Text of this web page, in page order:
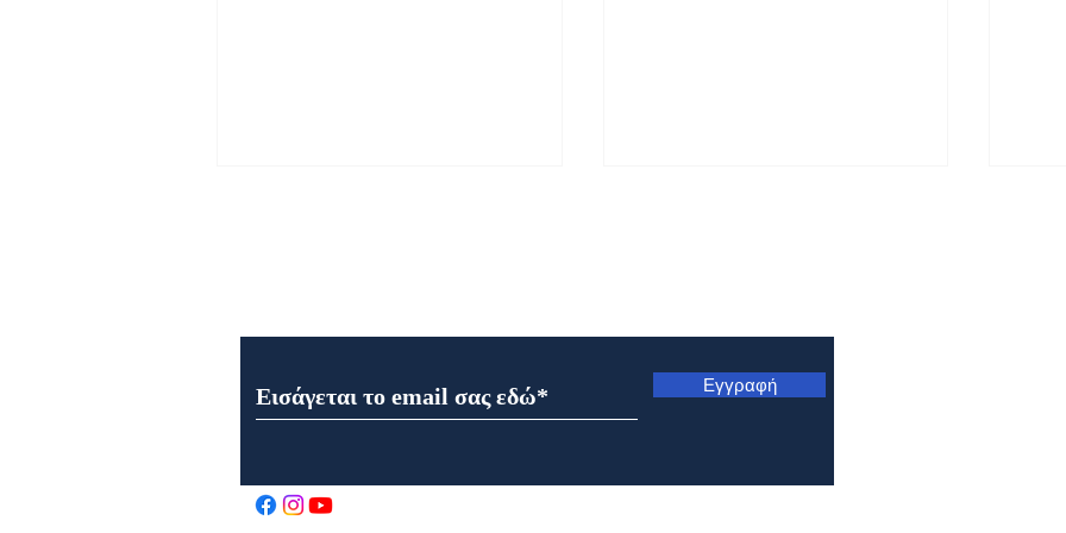
Εορτολόγιο 8 Αυγούστου
2026
Εορτολόγιο 7 Αυγούστου
2026
Εγγραφή